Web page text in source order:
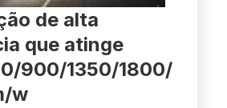
de alta
que atinge
900/1350/1800/
w